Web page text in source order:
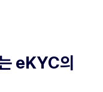
eKYC의